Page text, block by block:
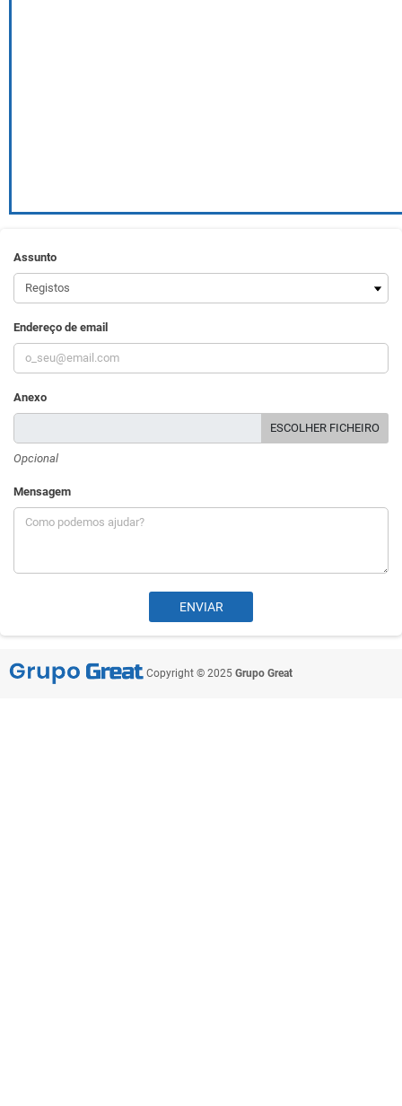
Assunto
Endereço de email
Anexo
ESCOLHER FICHEIRO
Opcional
Mensagem
Copyright © 2025 Grupo Great